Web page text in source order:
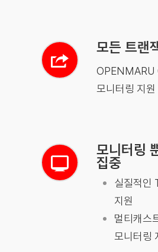
모든 트랜
OPENMARU
모니터링 지원
모니터링
집중
실질적인
지원
멀티캐스
모니터링